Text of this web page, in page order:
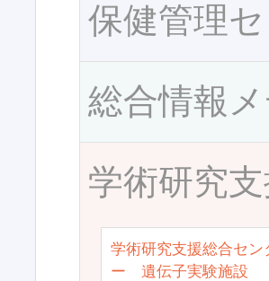
保健管理
総合情報
学術研究
学術研究支援総合セン
ー 遺伝子実験施設